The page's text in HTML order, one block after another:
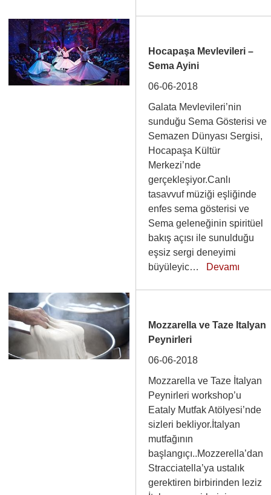
Hocapaşa Mevlevileri –
Sema Ayini
06-06-2018
Galata Mevlevileri’nin
sunduğu Sema Gösterisi ve
Semazen Dünyası Sergisi,
Hocapaşa Kültür
Merkezi’nde
gerçekleşiyor.Canlı
tasavvuf müziği eşliğinde
enfes sema gösterisi ve
Sema geleneğinin spiritüel
bakış açısı ile sunulduğu
eşsiz sergi deneyimi
büyüleyic… Devamı
Mozzarella ve Taze Italyan
Peynirleri
06-06-2018
Mozzarella ve Taze İtalyan
Peynirleri workshop’u
Eataly Mutfak Atölyesi’nde
sizleri bekliyor.İtalyan
mutfağının
başlangıçı..Mozzerella’dan
Stracciatella’ya ustalık
gerektiren birbirinden leziz